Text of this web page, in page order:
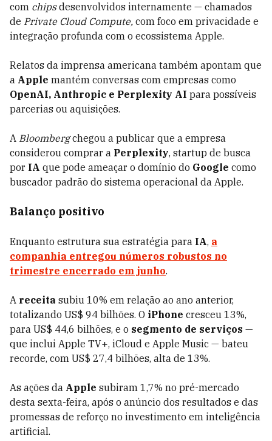
com chipsdesenvolvidos internamente — chamados
de Private Cloud Compute, com foco em privacidade e
integração profunda com o ecossistema Apple.
Relatos da imprensa americana também apontam que
a Apple mantém conversas com empresas como
OpenAI, Anthropic e Perplexity AI para possíveis
parcerias ou aquisições.
A Bloombergchegou a publicar que a empresa
considerou comprar a Perplexity, startup de busca
por IA que pode ameaçar o domínio do Google como
buscador padrão do sistema operacional da Apple.
Balanço positivo
Enquanto estrutura sua estratégia para IA, a
companhia entregou números robustos no
trimestre encerrado em junho.
A receita subiu 10% em relação ao ano anterior,
totalizando US$ 94 bilhões. O iPhone cresceu 13%,
para US$ 44,6 bilhões, e o segmento de serviços —
que inclui Apple TV+, iCloud e Apple Music — bateu
recorde, com US$ 27,4 bilhões, alta de 13%.
As ações da Apple subiram 1,7% no pré-mercado
desta sexta-feira, após o anúncio dos resultados e das
promessas de reforço no investimento em inteligência
artificial.